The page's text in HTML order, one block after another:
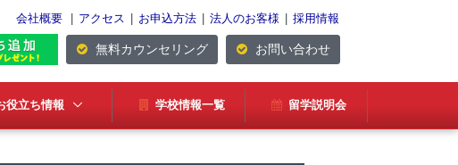
会社概要 アクセス お申込方法 法人のお客様 採用情報
無料カウンセリング お問い合わせ
役立ち情報 学校情報一覧 留学説明会